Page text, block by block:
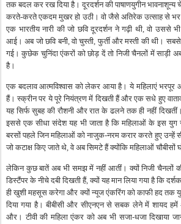
तक बदल कर रख दिया है। दूरदर्शन की पाषाणयुगीन भावनाशून्य
करते-करते एकदम मुखर हो उठी। वो जैसे अतिरेक उत्साह से
एक भारतीय नारी की जो छवि दूरदर्शन ने गढ़ी थी, वो उससे
आई। अब जो छवि बनी, वो चुस्ती, फुर्ती और मस्ती की थी।
गई। कुछेक चुनिंदा एंकरों को छोड़ दें तो निजी चैनलों में साड़ी
है।
एक बदलाव आत्मविश्वास को लेकर आया है। ये महिलाएं भरपूर
हैं। स्क्रीन पर ये पूरे नियंत्रण में दिखती हैं और एक सधे हुए
यह सिर्फ सुबह की रौशनी और रात के ढलने तक ही नहीं
इससे एक सीधा संदेश यह भी जाता है कि महिलाओं के इस
बरसों पहले जिन महिलाओं को नाजुक-नरम करार करते हुए उन्हें
जो कटाक्ष किए जाते थे, वे अब सिमटे हैं क्योंकि महिलाओं चौबीसों
लेकिन कुछ बातें अब भी समझ में नहीं आतीं। क्यों निजी चैनलों
डिस्टैंपर के नीचे दबी दिखती हैं, क्यों यह मान लिया गया है कि
ही खुशी महसूस करेगा और क्यों न्यूज एंकरिंग को काफी हद तक
दिया गया है। बीबीसी और सीएनएन से सबक लेने में शायद
और। टीवी की महिला एंकर को अब भी सजा-धजा दिखाया